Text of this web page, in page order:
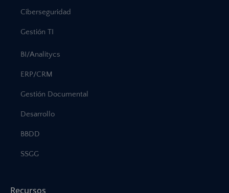
Ciberseguridad
Gestión TI
BI/Analitycs
ERP/CRM
Gestión Documental
Desarrollo
BBDD
SSGG
Recursos